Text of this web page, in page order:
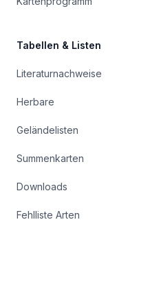
Tabellen & Listen
Literaturnachweise
Herbare
Geländelisten
Summenkarten
Downloads
Fehlliste Arten